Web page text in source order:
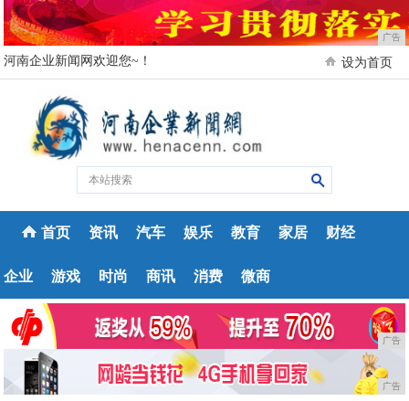
广告
河南企业新闻网欢迎您~！ 设为首页
首页 资讯 汽车 娱乐 教育 家居 财经
企业 游戏 时尚 商讯 消费 微商
广告
广告